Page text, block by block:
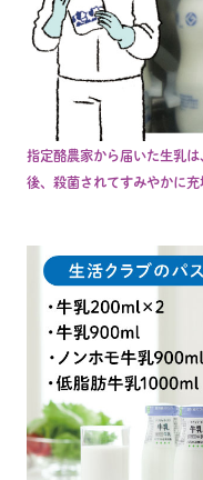
指定酪農家から届いた生乳
後、殺菌されてすみやかに充